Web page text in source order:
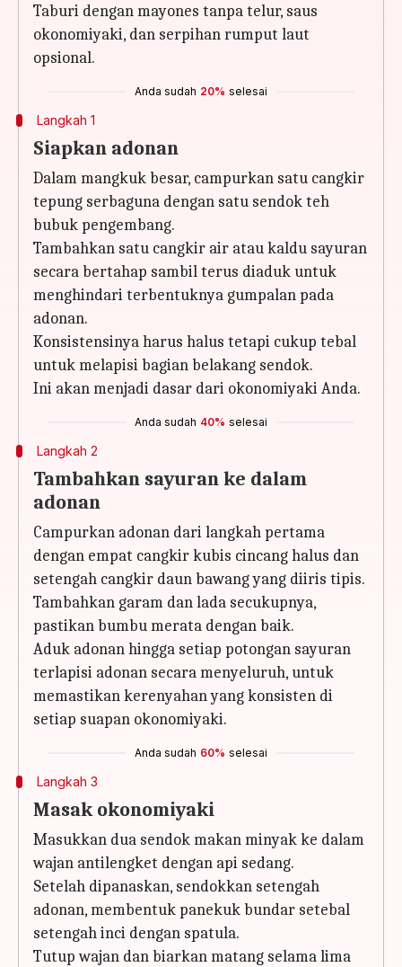
Taburi dengan mayones tanpa telur, saus
okonomiyaki, dan serpihan rumput laut
opsional.
Anda sudah 20% selesai
Langkah 1
Siapkan adonan
Dalam mangkuk besar, campurkan satu cangkir
tepung serbaguna dengan satu sendok teh
bubuk pengembang.
Tambahkan satu cangkir air atau kaldu sayuran
secara bertahap sambil terus diaduk untuk
menghindari terbentuknya gumpalan pada
adonan.
Konsistensinya harus halus tetapi cukup tebal
untuk melapisi bagian belakang sendok.
Ini akan menjadi dasar dari okonomiyaki Anda.
Anda sudah 40% selesai
Langkah 2
Tambahkan sayuran ke dalam
adonan
Campurkan adonan dari langkah pertama
dengan empat cangkir kubis cincang halus dan
setengah cangkir daun bawang yang diiris tipis.
Tambahkan garam dan lada secukupnya,
pastikan bumbu merata dengan baik.
Aduk adonan hingga setiap potongan sayuran
terlapisi adonan secara menyeluruh, untuk
memastikan kerenyahan yang konsisten di
setiap suapan okonomiyaki.
Anda sudah 60% selesai
Langkah 3
Masak okonomiyaki
Masukkan dua sendok makan minyak ke dalam
wajan antilengket dengan api sedang.
Setelah dipanaskan, sendokkan setengah
adonan, membentuk panekuk bundar setebal
setengah inci dengan spatula.
Tutup wajan dan biarkan matang selama lima